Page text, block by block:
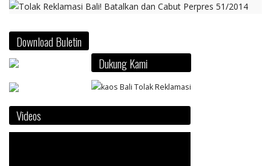
Download Buletin
Dukung Kami
Videos